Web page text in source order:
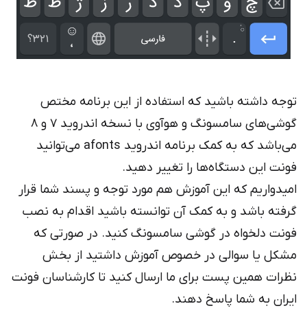
توجه داشته باشید که استفاده از این برنامه مختص
گوشی‌های سامسونگ و هوآوی با نسخه اندروید 7 و 8
می‌باشد که به کمک برنامه اندروید afonts می‌توانید
فونت این دستگاه‌ها را تغییر دهید.
امیدواریم که این آموزش هم مورد توجه و پسند شما قرار
گرفته باشد و به کمک آن توانسته باشید اقدام به نصب
فونت دلخواه در گوشی سامسونگ کنید. در صورتی که
مشکل یا سوالی در خصوص آموزش داشتید از بخش
نظرات همین پست برای ما ارسال کنید تا کارشناسان فونت
ایران به شما پاسخ دهند.